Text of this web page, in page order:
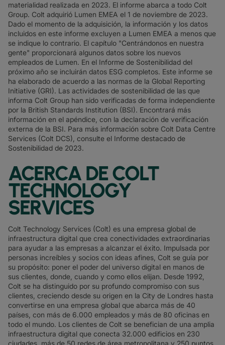
materialidad realizada en 2023. El informe abarca a todo Colt
Group. Colt adquirió Lumen EMEA el 1 de noviembre de 2023.
Dado el momento de la adquisición, la información y los datos
incluidos en este informe excluyen a Lumen EMEA a menos que
se indique lo contrario. El capítulo "Centrándonos en nuestra
gente" proporcionará algunos datos sobre los nuevos
empleados de Lumen. En el Informe de Sostenibilidad del
próximo año se incluirán datos ESG completos. Este informe se
ha elaborado de acuerdo a las normas de la Global Reporting
Initiative (GRI). Las actividades de sostenibilidad de las que
informa Colt Group han sido verificadas de forma independiente
por la British Standards Institution (BSI). Encontrará más
información en el apéndice, con la declaración de verificación
externa de la BSI. Para más información sobre Colt Data Centre
Services (Colt DCS), consulte el Informe destacado de
Sostenibilidad de 2023.
ACERCA DE COLT
TECHNOLOGY
SERVICES
Colt Technology Services (Colt) es una empresa global de
infraestructura digital que crea conectividades extraordinarias
para ayudar a las empresas a alcanzar el éxito. Impulsada por
personas increíbles y socios con ideas afines, Colt se guía por
su propósito: poner el poder del universo digital en manos de
sus clientes, donde, cuando y como ellos elijan. Desde 1992,
Colt se ha distinguido por su profundo compromiso con sus
clientes, creciendo desde su origen en la City de Londres hasta
convertirse en una empresa global que abarca más de 40
países, con más de 6.000 empleados y más de 80 oficinas en
todo el mundo. Los clientes de Colt se benefician de una amplia
infraestructura digital que conecta 32.000 edificios en 230
ciudades, más de 50 redes de área metropolitana y 250 puntos